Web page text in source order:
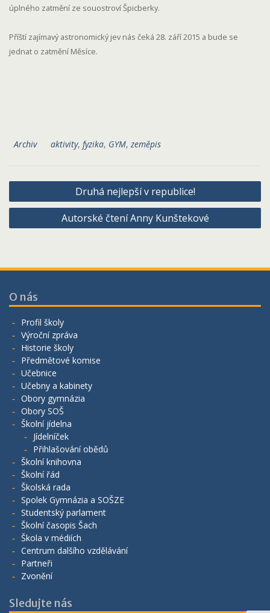
úplného zatmění ze souostroví Špicberky.
Příští zajímavý astronomický jev nás čeká 28. září 2015 a bude se
jednat o zatmění Měsíce.
Archiv aktivity, fyzika, GYM, zeměpis
Navigace
pro
příspěvek
Druhá nejlepší v republice!
Autorské čtení Anny Kunštekové
O nás
Profil školy
Výroční zpráva
Historie školy
Předmětové komise
Učebnice
Učebny a kabinety
Obory gymnázia
Obory SOŠ
Školní jídelna
Jídelníček
Přihlašování obědů
Školní knihovna
Školní řád
Školská rada
Spolek Gymnázia a SOŠZE
Studentský parlament
Školní časopis Šach
Škola v médiích
Centrum dalšího vzdělávání
Partneři
Zvonění
Sledujte nás